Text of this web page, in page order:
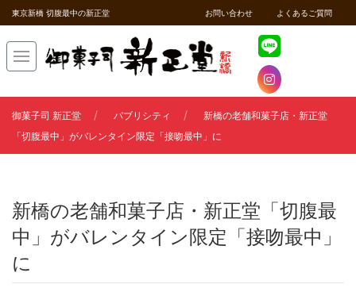
東京新橋 切腹最中の新正堂 お問い合わせ よくあるご質問
御菓子司 新正堂 パブリシティ
新橋の老舗和菓子店・新正堂
「切腹最中」がバレンタイン限定「接吻最中」に
新橋の老舗和菓子店・新正堂「切腹最
中」がバレンタイン限定「接吻最中」
に